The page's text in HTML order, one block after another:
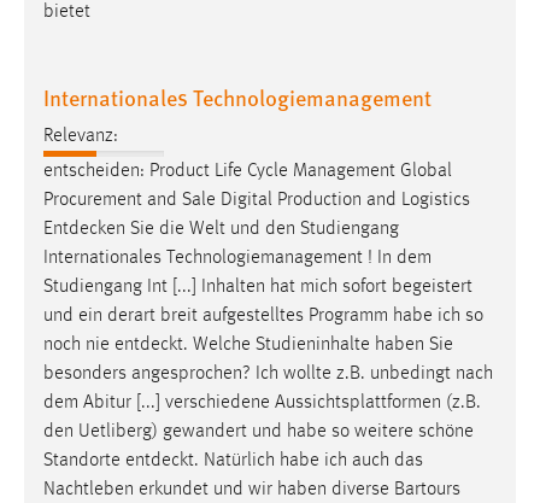
bietet
Internationales Technologiemanagement
Relevanz:
entscheiden: Product Life Cycle Management Global
Procurement and Sale Digital Production and Logistics
Entdecken Sie die Welt und den Studiengang
Internationales Technologiemanagement ! In dem
Studiengang Int [...] Inhalten hat mich sofort begeistert
und ein derart breit aufgestelltes Programm habe ich so
noch nie entdeckt. Welche Studieninhalte haben Sie
besonders angesprochen? Ich wollte z.B. unbedingt nach
dem Abitur [...] verschiedene Aussichtsplattformen (z.B.
den Uetliberg) gewandert und habe so weitere schöne
Standorte entdeckt. Natürlich habe ich auch das
Nachtleben erkundet und wir haben diverse Bartours